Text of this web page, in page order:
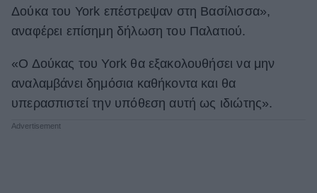
Δούκα του York επέστρεψαν στη Βασίλισσα»,
αναφέρει επίσημη δήλωση του Παλατιού.
«Ο Δούκας του York θα εξακολουθήσει να μην
αναλαμβάνει δημόσια καθήκοντα και θα
υπερασπιστεί την υπόθεση αυτή ως ιδιώτης».